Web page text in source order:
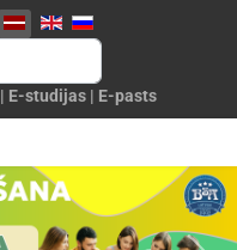
Izvēlieties valodu
| E-studijas | E-pasts